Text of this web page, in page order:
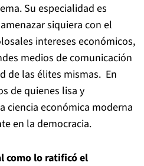
Su especialidad es
siquiera con el
intereses económicos,
medios de comunicación
de las élites mismas. En
de quienes lisa y
ciencia económica moderna
en la democracia.
como lo ratificó el